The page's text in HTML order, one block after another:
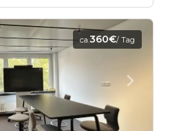
ca.360€/ Tag